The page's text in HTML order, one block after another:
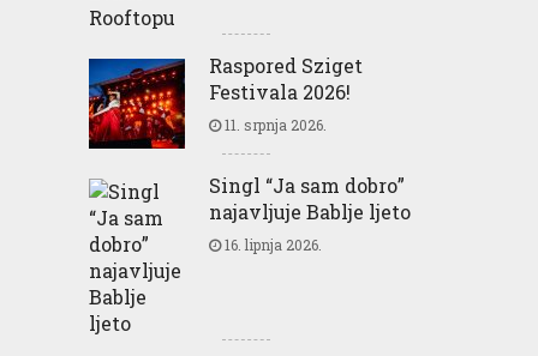
Raspored Sziget
Festivala 2026!
11. srpnja 2026.
Singl “Ja sam dobro”
najavljuje Bablje ljeto
16. lipnja 2026.